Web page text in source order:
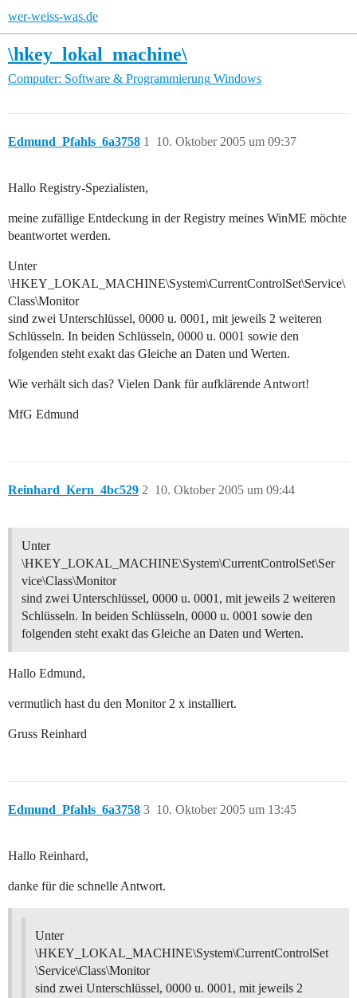
wer-weiss-was.de
\hkey_lokal_machine\
Computer: Software & Programmierung Windows
Edmund_Pfahls_6a3758 10. Oktober 2005 um 09:37
1
Hallo Registry-Spezialisten,
meine zufällige Entdeckung in der Registry meines WinME möchte
beantwortet werden.
Unter
\HKEY_LOKAL_MACHINE\System\CurrentControlSet\Service\
Class\Monitor
sind zwei Unterschlüssel, 0000 u. 0001, mit jeweils 2 weiteren
Schlüsseln. In beiden Schlüsseln, 0000 u. 0001 sowie den
folgenden steht exakt das Gleiche an Daten und Werten.
Wie verhält sich das? Vielen Dank für aufklärende Antwort!
MfG Edmund
Reinhard_Kern_4bc529 10. Oktober 2005 um 09:44
2
Unter
\HKEY_LOKAL_MACHINE\System\CurrentControlSet\Ser
vice\Class\Monitor
sind zwei Unterschlüssel, 0000 u. 0001, mit jeweils 2 weiteren
Schlüsseln. In beiden Schlüsseln, 0000 u. 0001 sowie den
folgenden steht exakt das Gleiche an Daten und Werten.
Hallo Edmund,
vermutlich hast du den Monitor 2 x installiert.
Gruss Reinhard
Edmund_Pfahls_6a3758 10. Oktober 2005 um 13:45
3
Hallo Reinhard,
danke für die schnelle Antwort.
Unter
\HKEY_LOKAL_MACHINE\System\CurrentControlSet
\Service\Class\Monitor
sind zwei Unterschlüssel, 0000 u. 0001, mit jeweils 2